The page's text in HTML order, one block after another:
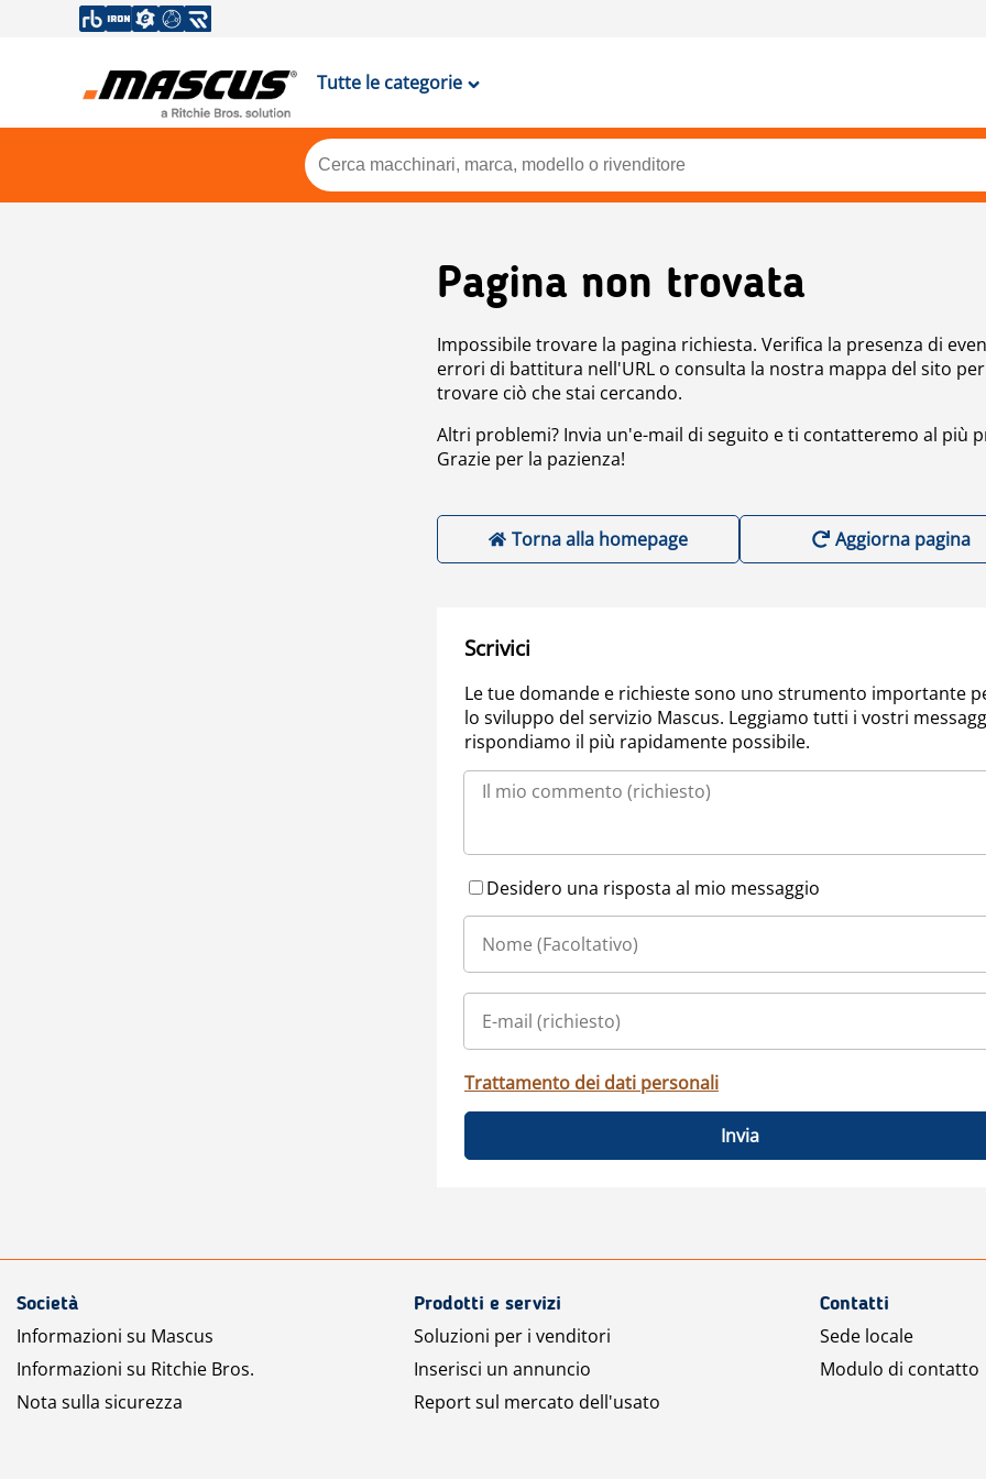
Tutte le categorie
Pagina non trovata
Impossibile trovare la pagina richiesta. Verifica la presenza di
errori di battitura nell'URL o consulta la nostra mappa del sito per
trovare ciò che stai cercando.
Altri problemi? Invia un'e-mail di seguito e ti contatteremo al più
Grazie per la pazienza!
Torna alla homepage Aggiorna pagina
Scrivici
Le tue domande e richieste sono uno strumento importante
lo sviluppo del servizio Mascus. Leggiamo tutti i vostri
rispondiamo il più rapidamente possibile.
Desidero una risposta al mio messaggio
Trattamento dei dati personali
Invia
Società
Informazioni su Mascus
Informazioni su Ritchie Bros.
Nota sulla sicurezza
Prodotti e servizi
Soluzioni per i venditori
Inserisci un annuncio
Report sul mercato dell'usato
Contatti
Sede locale
Modulo di contatto